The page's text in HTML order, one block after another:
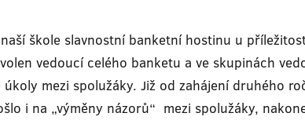
škole slavnostní banketní hostinu u
vedoucí celého banketu a ve skupinách
mezi spolužáky. Již od zahájení druhého
i na „výměny názorů“ mezi spolužáky,